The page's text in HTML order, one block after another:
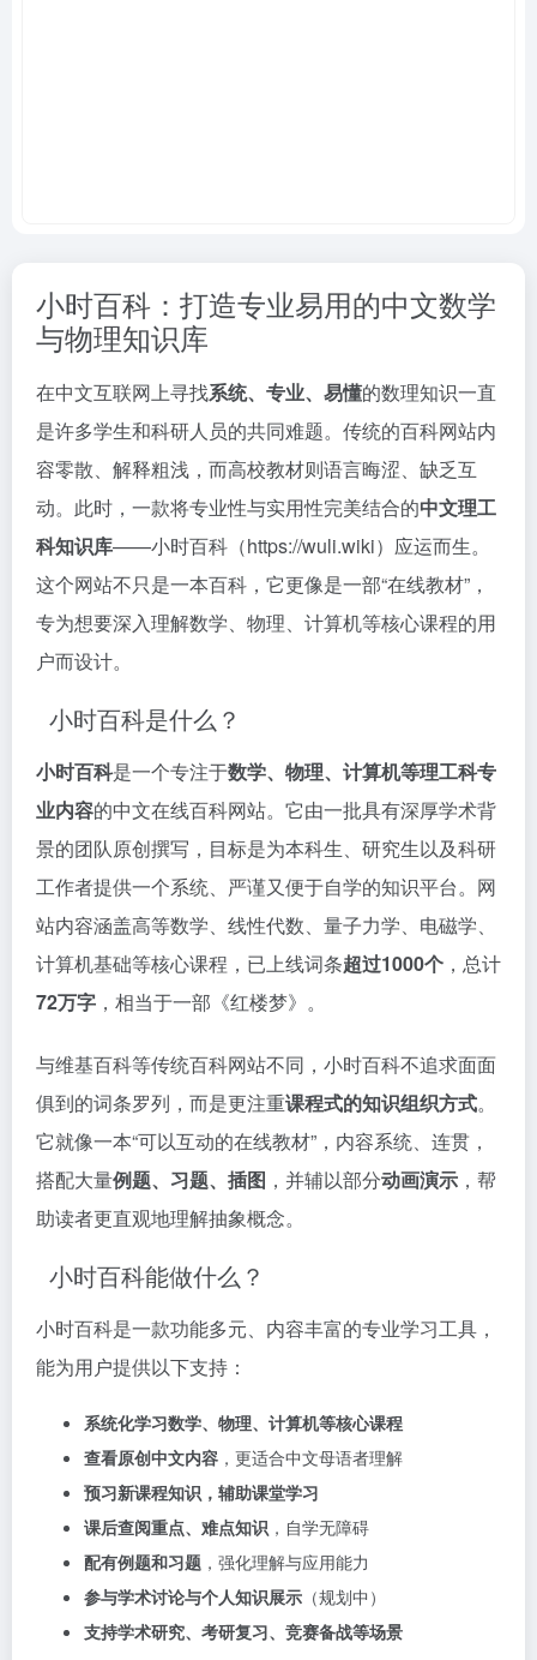
小时百科：打造专业易用的中文数学
与物理知识库
在中文互联网上寻找系统、专业、易懂的数理知识一直
是许多学生和科研人员的共同难题。传统的百科网站内
容零散、解释粗浅，而高校教材则语言晦涩、缺乏互
动。此时，一款将专业性与实用性完美结合的中文理工
科知识库——小时百科（https://wuli.wiki）应运而生。
这个网站不只是一本百科，它更像是一部“在线教材”，
专为想要深入理解数学、物理、计算机等核心课程的用
户而设计。
小时百科是什么？
小时百科是一个专注于数学、物理、计算机等理工科专
业内容的中文在线百科网站。它由一批具有深厚学术背
景的团队原创撰写，目标是为本科生、研究生以及科研
工作者提供一个系统、严谨又便于自学的知识平台。网
站内容涵盖高等数学、线性代数、量子力学、电磁学、
计算机基础等核心课程，已上线词条超过1000个 ，总计
72万字 ，相当于一部《红楼梦》。
与维基百科等传统百科网站不同，小时百科不追求面面
俱到的词条罗列，而是更注重课程式的知识组织方式。
它就像一本“可以互动的在线教材”，内容系统、连贯，
搭配大量例题、习题、插图 ，并辅以部分动画演示 ，帮
助读者更直观地理解抽象概念。
小时百科能做什么？
小时百科是一款功能多元、内容丰富的专业学习工具，
能为用户提供以下支持：
系统化学习数学、物理、计算机等核心课程
查看原创中文内容 ，更适合中文母语者理解
预习新课程知识，辅助课堂学习
课后查阅重点、难点知识 ，自学无障碍
配有例题和习题 ，强化理解与应用能力
参与学术讨论与个人知识展示 （规划中）
支持学术研究、考研复习、竞赛备战等场景